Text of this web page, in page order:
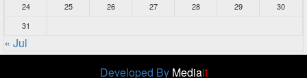
24
25 26 27 28 29
30
31
« Jul
Developed By Mediait